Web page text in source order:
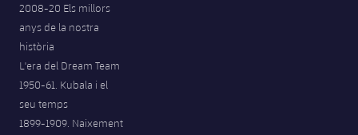
2008-20 Els millors
anys de la nostra
història
L'era del Dream Team
1950-61. Kubala i el
seu temps
1899-1909. Naixement